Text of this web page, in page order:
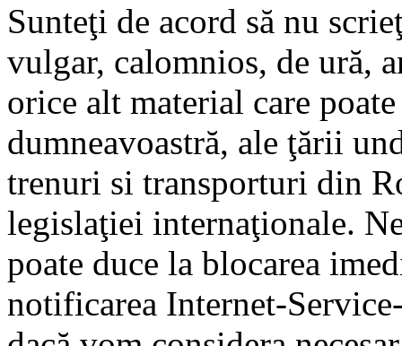
Sunteţi de acord să nu
vulgar, calomnios, de ură,
orice alt material care
dumneavoastră, ale ţării
trenuri si transporturi din
legislaţiei internaţionale.
poate duce la blocarea
notificarea Internet-